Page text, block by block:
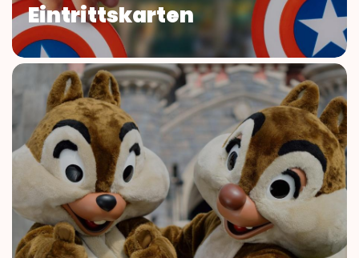
Eintrittskarten